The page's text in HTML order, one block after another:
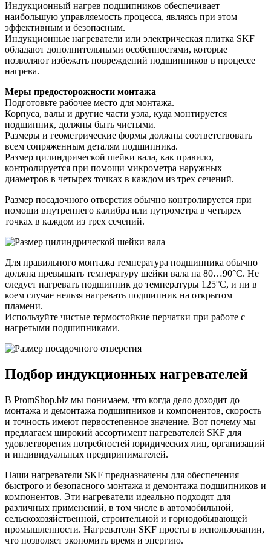
Индукционный нагрев подшипников обеспечивает
наибольшую управляемость процесса, являясь при этом
эффективным и безопасным.
Индукционные нагреватели или электрическая плитка SKF
обладают дополнительными особенностями, которые
позволяют избежать повреждений подшипников в процессе
нагрева.
Меры предосторожности монтажа
Подготовьте рабочее место для монтажа.
Корпуса, валы и другие части узла, куда монтируется
подшипник, должны быть чистыми.
Размеры и геометрические формы должны соответствовать
всем сопряженным деталям подшипника.
Размер цилиндрической шейки вала, как правило,
контролируется при помощи микрометра наружных
диаметров в четырех точках в каждом из трех сечений.
Размер посадочного отверстия обычно контролируется при
помощи внутреннего калибра или нутрометра в четырех
точках в каждом из трех сечений.
Для правильного монтажа температура подшипника обычно
должна превышать температуру шейки вала на 80…90°C. Не
следует нагревать подшипник до температуры 125°C, и ни в
коем случае нельзя нагревать подшипник на открытом
пламени.
Используйте чистые термостойкие перчатки при работе с
нагретыми подшипниками.
Подбор индукционных нагревателей
В PromShop.biz мы понимаем, что когда дело доходит до
монтажа и демонтажа подшипников и компонентов, скорость
и точность имеют первостепенное значение. Вот почему мы
предлагаем широкий ассортимент нагревателей SKF для
удовлетворения потребностей юридических лиц, организаций
и индивидуальных предпринимателей.
Наши нагреватели SKF предназначены для обеспечения
быстрого и безопасного монтажа и демонтажа подшипников и
компонентов. Эти нагреватели идеально подходят для
различных применений, в том числе в автомобильной,
сельскохозяйственной, строительной и горнодобывающей
промышленности. Нагреватели SKF просты в использовании,
что позволяет экономить время и энергию.